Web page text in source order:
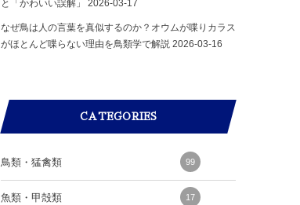
と「かわいい誤解」 2026-03-17
なぜ鳥は人の言葉を真似するのか？オウムが喋りカラス
がほとんど喋らない理由を鳥類学で解説 2026-03-16
CATEGORIES
鳥類・猛禽類 99
魚類・甲殻類 17